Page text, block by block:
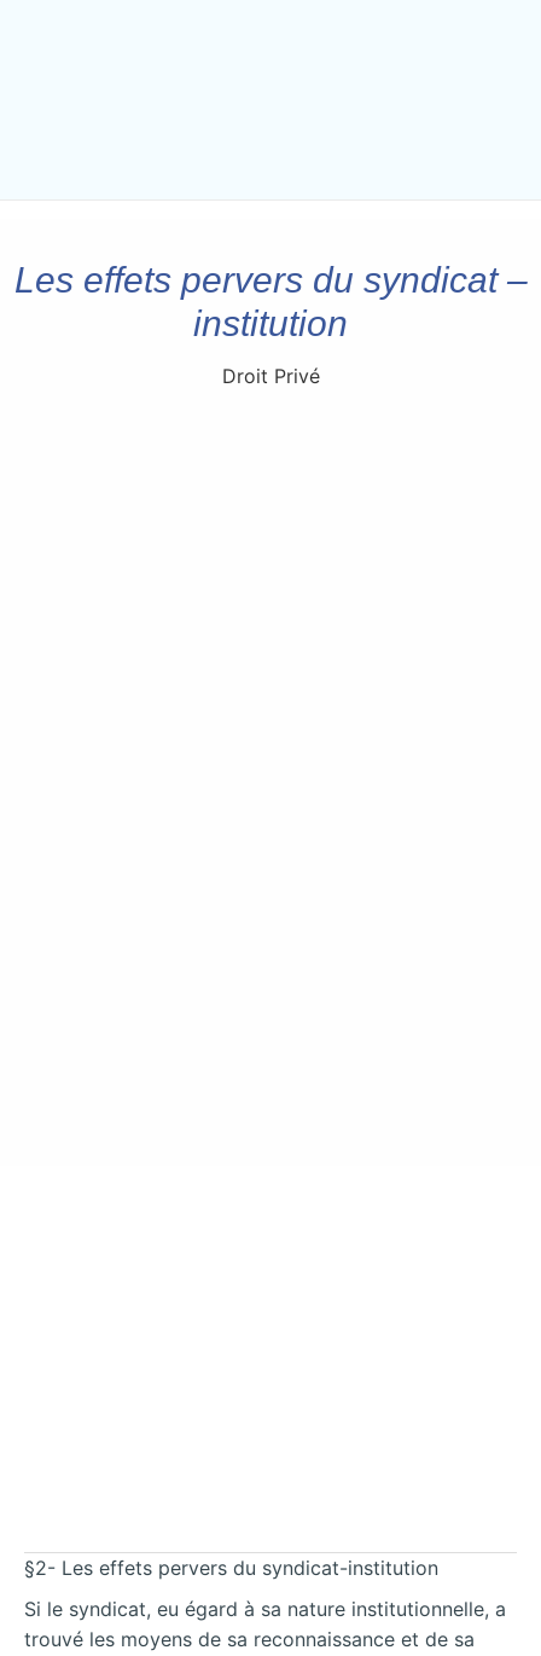
Les effets pervers du syndicat –
institution
Droit Privé
§2- Les effets pervers du syndicat-institution
Si le syndicat, eu égard à sa nature institutionnelle, a
trouvé les moyens de sa reconnaissance et de sa